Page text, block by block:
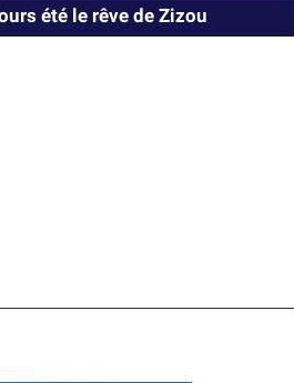
été le rêve de Zizou